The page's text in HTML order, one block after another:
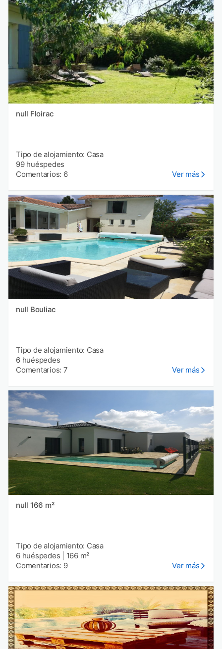
null Floirac
Tipo de alojamiento: Casa
99 huéspedes
Comentarios: 6
Ver más
null Bouliac
Tipo de alojamiento: Casa
6 huéspedes
Comentarios: 7
Ver más
null 166 m²
Tipo de alojamiento: Casa
6 huéspedes
166 m²
Comentarios: 9
Ver más